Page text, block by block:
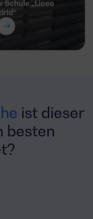
Schule „Liceo
ist dieser
besten